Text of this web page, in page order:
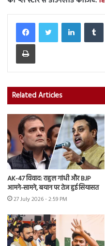
LinkedIn
Print
Related Articles
AK-47 विवाद: राहुल गांधी और BJP
आमने-सामने, बयान पर तेज हुई सियासत
27 July 2026 - 2:59 PM